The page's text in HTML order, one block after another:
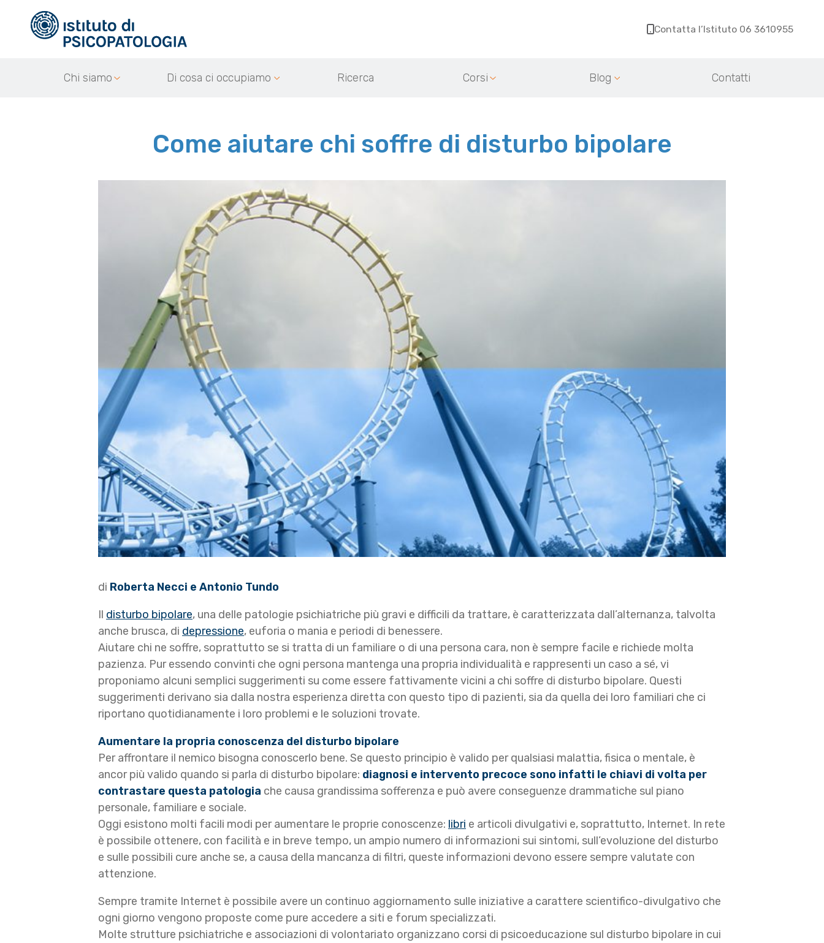
Contatta l’Istituto 06 3610955
Chi siamo Di cosa ci occupiamo Ricerca Corsi Blog Contatti
Come aiutare chi soffre di disturbo bipolare
di Roberta Necci e Antonio Tundo
Il disturbo bipolare, una delle patologie psichiatriche più gravi e difficili da trattare, è caratterizzata dall’alternanza, talvolta
anche brusca, di depressione, euforia o mania e periodi di benessere.
Aiutare chi ne soffre, soprattutto se si tratta di un familiare o di una persona cara, non è sempre facile e richiede molta
pazienza. Pur essendo convinti che ogni persona mantenga una propria individualità e rappresenti un caso a sé, vi
proponiamo alcuni semplici suggerimenti su come essere fattivamente vicini a chi soffre di disturbo bipolare. Questi
suggerimenti derivano sia dalla nostra esperienza diretta con questo tipo di pazienti, sia da quella dei loro familiari che ci
riportano quotidianamente i loro problemi e le soluzioni trovate.
Aumentare la propria conoscenza del disturbo bipolare
Per affrontare il nemico bisogna conoscerlo bene. Se questo principio è valido per qualsiasi malattia, fisica o mentale, è
ancor più valido quando si parla di disturbo bipolare: diagnosi e intervento precoce sono infatti le chiavi di volta per
contrastare questa patologia che causa grandissima sofferenza e può avere conseguenze drammatiche sul piano
personale, familiare e sociale.
Oggi esistono molti facili modi per aumentare le proprie conoscenze: libri e articoli divulgativi e, soprattutto, Internet. In rete
è possibile ottenere, con facilità e in breve tempo, un ampio numero di informazioni sui sintomi, sull’evoluzione del disturbo
e sulle possibili cure anche se, a causa della mancanza di filtri, queste informazioni devono essere sempre valutate con
attenzione.
Sempre tramite Internet è possibile avere un continuo aggiornamento sulle iniziative a carattere scientifico-divulgativo che
ogni giorno vengono proposte come pure accedere a siti e forum specializzati.
Molte strutture psichiatriche e associazioni di volontariato organizzano corsi di psicoeducazione sul disturbo bipolare in cui